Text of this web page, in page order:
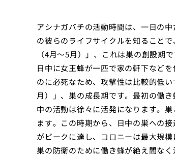
アシナガバチの活動時間は、一日の
の彼らのライフサイクルを知ること
（4月〜5月）」、これは巣の創設期
日中に女王蜂が一匹で家の軒下など
のに必死なため、攻撃性は比較的低
月）」、巣の成長期です。最初の働
中の活動は徐々に活発になります。
ます。この時期から、日中の巣への
がピークに達し、コロニーは最大規
巣の防衛のために働き蜂が絶え間な